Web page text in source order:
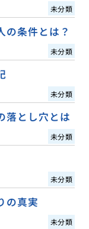
未分類
の条件とは？
未分類
未分類
落とし穴とは
未分類
未分類
の真実
未分類